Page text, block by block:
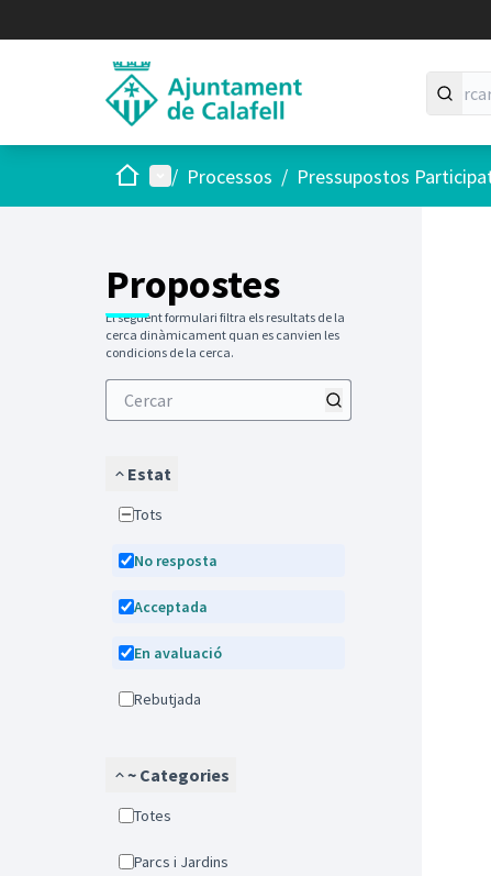
Inici Menú principal
/ Processos / Pressupostos
Propostes
El següent formulari filtra els resultats de la
cerca dinàmicament quan es canvien les
condicions de la cerca.
Estat
Tots
No resposta
Acceptada
En avaluació
Rebutjada
~ Categories
Totes
Parcs i Jardins